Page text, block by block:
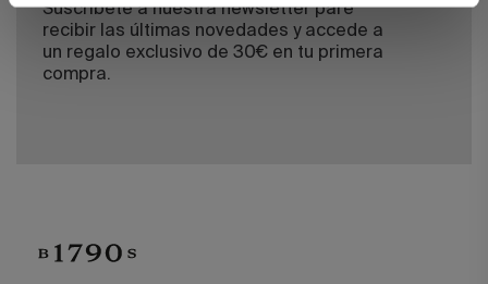
Suscríbete a nuestra newsletter pare
recibir las últimas novedades y accede a
un regalo exclusivo de 30€ en tu primera
compra.